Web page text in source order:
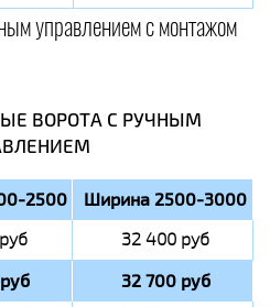
управлением с монтажом
ВОРОТА С РУЧНЫМ
2500 Ширина 2500-3000
32 400 руб
32 700 руб